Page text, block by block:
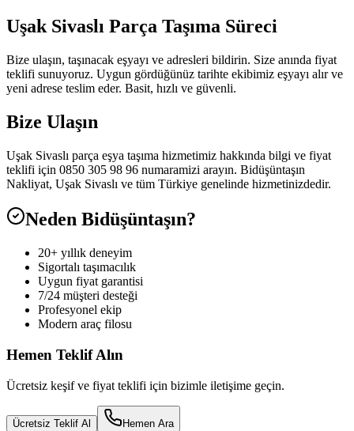
Uşak Sivaslı Parça Taşıma Süreci
Bize ulaşın, taşınacak eşyayı ve adresleri bildirin. Size anında fiyat
teklifi sunuyoruz. Uygun gördüğünüz tarihte ekibimiz eşyayı alır ve
yeni adrese teslim eder. Basit, hızlı ve güvenli.
Bize Ulaşın
Uşak Sivaslı parça eşya taşıma hizmetimiz hakkında bilgi ve fiyat
teklifi için 0850 305 98 96 numaramizi arayın. Bidüşüntaşın
Nakliyat, Uşak Sivaslı ve tüm Türkiye genelinde hizmetinizdedir.
Neden Bidüşüntaşın?
20+ yıllık deneyim
Sigortalı taşımacılık
Uygun fiyat garantisi
7/24 müşteri desteği
Profesyonel ekip
Modern araç filosu
Hemen Teklif Alın
Ücretsiz keşif ve fiyat teklifi için bizimle iletişime geçin.
Ücretsiz Teklif Al Hemen Ara